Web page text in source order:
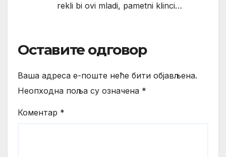
rekli bi ovi mladi, pametni klinci…
Оставите одговор
Ваша адреса е-поште неће бити објављена.
Неопходна поља су означена *
Коментар *